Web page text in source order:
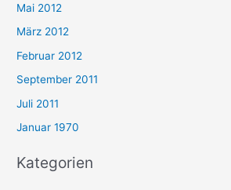
Mai 2012
März 2012
Februar 2012
September 2011
Juli 2011
Januar 1970
Kategorien